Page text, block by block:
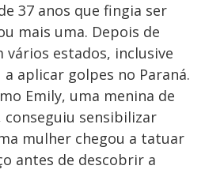
37 anos que fingia ser
mais uma. Depois de
vários estados, inclusive
aplicar golpes no Paraná.
Emily, uma menina de
conseguiu sensibilizar
mulher chegou a tatuar
antes de descobrir a